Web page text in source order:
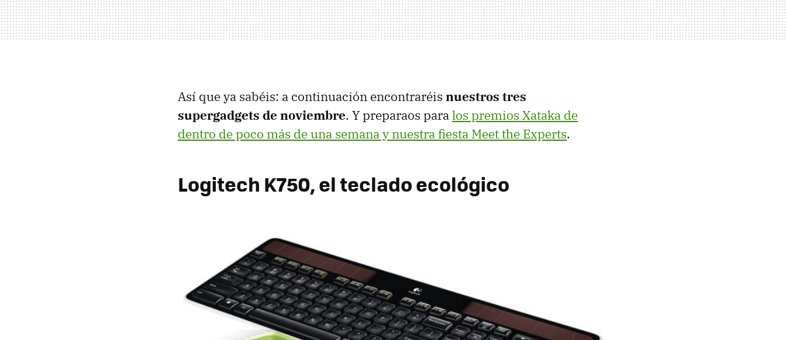
Así que ya sabéis: a continuación encontraréis nuestros tres
supergadgets de noviembre. Y preparaos paralos premios Xataka de
dentro de poco más de una semana y nuestra fiesta Meet the Experts.
Logitech K750, el teclado ecológico